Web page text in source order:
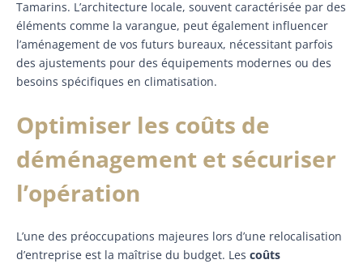
Tamarins. L’architecture locale, souvent caractérisée par des
éléments comme la varangue, peut également influencer
l’aménagement de vos futurs bureaux, nécessitant parfois
des ajustements pour des équipements modernes ou des
besoins spécifiques en climatisation.
Optimiser les coûts de
déménagement et sécuriser
l’opération
L’une des préoccupations majeures lors d’une relocalisation
d’entreprise est la maîtrise du budget. Les coûts